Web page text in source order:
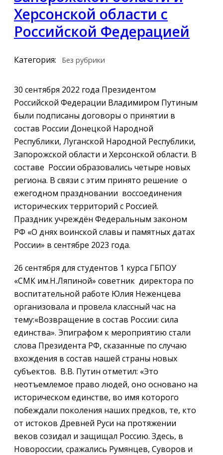
Херсонской области с
Российской Федерацией
Категория: Без рубрики
30 сентября 2022 года Президентом
Российской Федерации Владимиром Путиным
были подписаны договоры о принятии в
состав России Донецкой Народной
Республики, Луганской Народной Республики,
Запорожской области и Херсонской области. В
составе России образовались четыре новых
региона. В связи с этим принято решение о
ежегодном праздновании воссоединения
исторических территорий с Россией.
Праздник учреждён Федеральным законом
РФ «О днях воинской славы и памятных датах
России» в сентябре 2023 года.
26 сентября для студентов 1 курса ГБПОУ
«СМК им.Н.Ляпиной» советник директора по
воспитательной работе Юлия Неженцева
организовала и провела классный час на
тему:«Возвращение в состав России: сила
единства». Эпиграфом к мероприятию стали
слова Президента РФ, сказанные по случаю
вхождения в состав нашей страны новых
субъектов. В.В. Путин отметил: «Это
неотъемлемое право людей, оно основано на
историческом единстве, во имя которого
побеждали поколения наших предков, те, кто
от истоков Древней Руси на протяжении
веков созидал и защищал Россию. Здесь, в
Новороссии, сражались Румянцев, Суворов и